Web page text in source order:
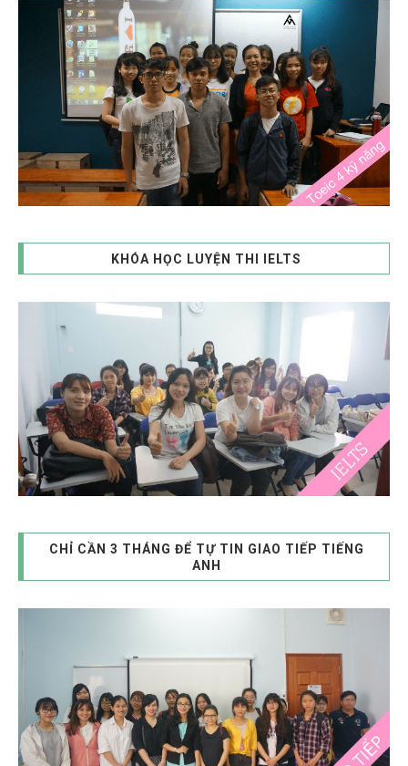
KHÓA HỌC LUYỆN THI IELTS
CHỈ CẦN 3 THÁNG ĐỂ TỰ TIN GIAO TIẾP TIẾNG
ANH